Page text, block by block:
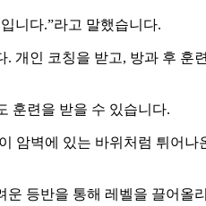
니다.”라고 말했습니다.
인 코칭을 받고, 방과 후 훈
훈련을 받을 수 있습니다.
암벽에 있는 바위처럼 튀어
등반을 통해 레벨을 끌어올